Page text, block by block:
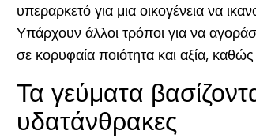
υπεραρκετό για μια οικογένεια να
Υπάρχουν άλλοι τρόποι για να
σε κορυφαία ποιότητα και αξία,
Τα γεύματα
υδατάνθρακες